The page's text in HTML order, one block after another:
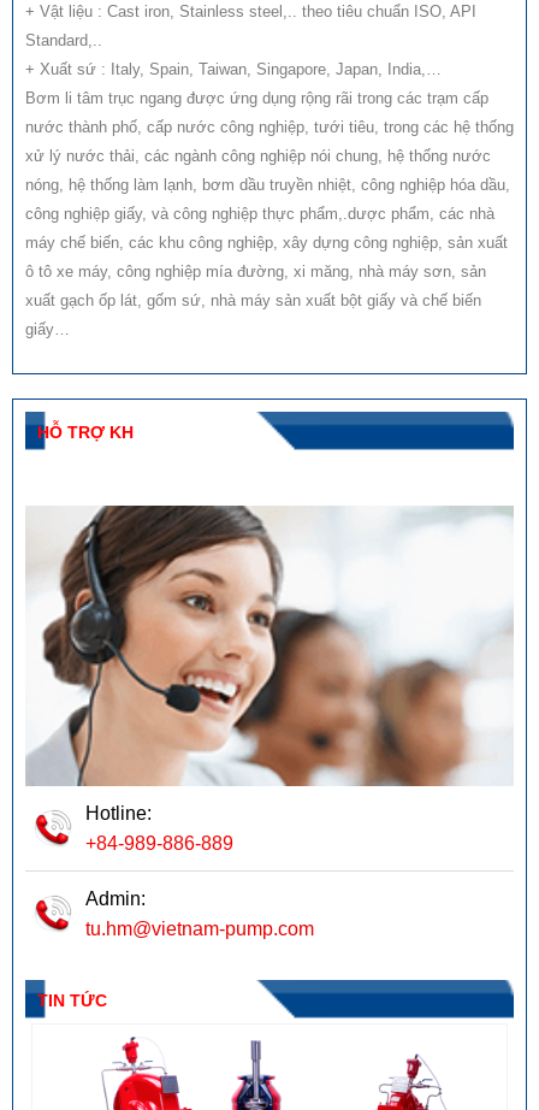
+ Vật liệu : Cast iron, Stainless steel,.. theo tiêu chuẩn ISO, API
Standard,..
+ Xuất sứ : Italy, Spain, Taiwan, Singapore, Japan, India,…
Bơm li tâm trục ngang được ứng dụng rộng rãi trong các trạm cấp
nước thành phố, cấp nước công nghiệp, tưới tiêu, trong các hệ thống
xử lý nước thải, các ngành công nghiệp nói chung, hệ thống nước
nóng, hệ thống làm lạnh, bơm dầu truyền nhiệt, công nghiệp hóa dầu,
công nghiệp giấy, và công nghiệp thực phẩm,.dược phẩm, các nhà
máy chế biến, các khu công nghiệp, xây dựng công nghiệp, sản xuất
ô tô xe máy, công nghiệp mía đường, xi măng, nhà máy sơn, sản
xuất gạch ốp lát, gốm sứ, nhà máy sản xuất bột giấy và chế biến
giấy…
HỖ TRỢ KH
Hotline:
+84-989-886-889
Admin:
tu.hm@vietnam-pump.com
TIN TỨC